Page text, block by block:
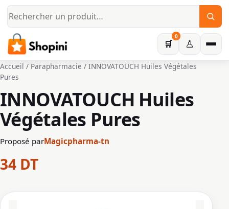
Aller au contenu principal
🛒
0
♙
Accueil / Parapharmacie / INNOVATOUCH Huiles Végétales
Pures
INNOVATOUCH Huiles
Végétales Pures
Proposé parMagicpharma-tn
34 DT